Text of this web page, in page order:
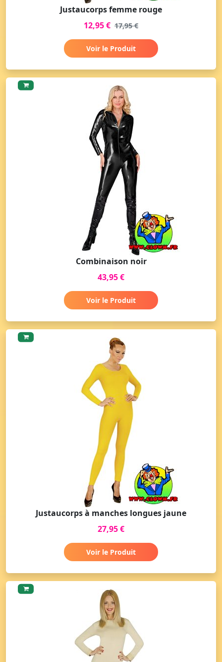
Justaucorps femme rouge
12,95 € 17,95 €
Voir le Produit
Combinaison noir
43,95 €
Voir le Produit
Justaucorps à manches longues jaune
27,95 €
Voir le Produit